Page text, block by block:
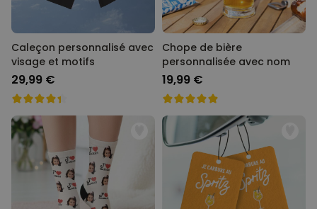
Caleçon personnalisé avec
visage et motifs
29,99 €
Chope de bière
personnalisée avec nom
19,99 €